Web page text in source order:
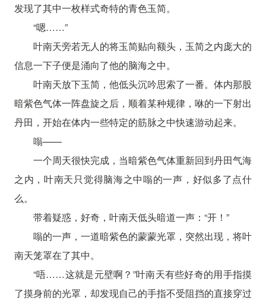
发现了其中一枚样式奇特的青色玉简。
“嗯……”
叶南天旁若无人的将玉简贴向额头，玉简之内庞大的
信息一下子便是涌向了他的脑海之中。
叶南天放下玉简，他低头沉吟思索了一番。体内那股
暗紫色气体一阵盘旋之后，顺着某种规律，咻的一下射出
丹田，开始在体内一些特定的筋脉之中快速游动起来。
嗡——
一个周天很快完成，当暗紫色气体重新回到丹田气海
之内，叶南天只觉得脑海之中嗡的一声，好似多了点什
么。
带着疑惑，好奇，叶南天低头暗道一声：“开！”
嗡的一声，一道暗紫色的蒙蒙光罩，突然出现，将叶
南天笼罩在了其中。
“唔……这就是元壁啊？”叶南天有些好奇的用手指摸
了摸身前的光罩，却发现自己的手指不受阻挡的直接穿过